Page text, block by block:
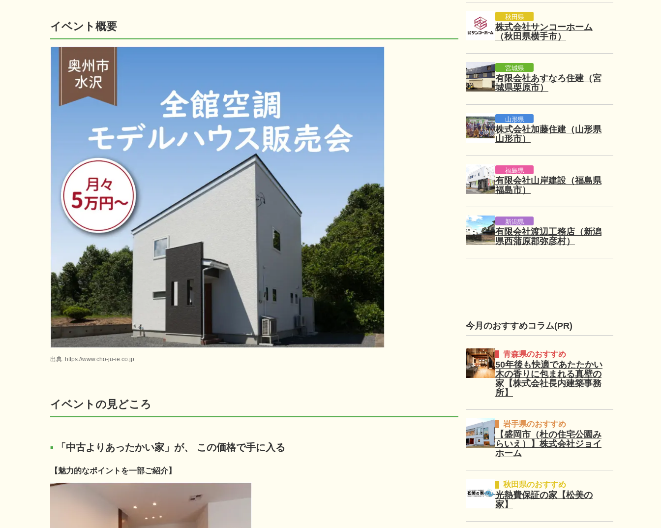
イベント概要
出典: https://www.cho-ju-ie.co.jp
イベントの見どころ
■ 「中古よりあったかい家」が、 この価格で手に入る
【魅力的なポイントを一部ご紹介】
秋田県
株式会社サンコーホーム
（秋田県横手市）
宮城県
有限会社あすなろ住建（宮
城県栗原市）
山形県
株式会社加藤住建（山形県
山形市）
福島県
有限会社山岸建設（福島県
福島市）
新潟県
有限会社渡辺工務店（新潟
県西蒲原郡弥彦村）
今月のおすすめコラム(PR)
青森県のおすすめ
50年後も快適であたたかい
木の香りに包まれる真壁の
家【株式会社長内建築事務
所】
岩手県のおすすめ
【盛岡市（杜の住宅公園み
らいえ）】株式会社ジョイ
ホーム
秋田県のおすすめ
光熱費保証の家【松美の
家】